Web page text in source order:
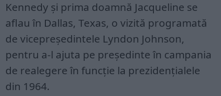
Kennedy și prima doamnă Jacqueline se
aflau în Dallas, Texas, o vizită programată
de vicepreședintele Lyndon Johnson,
pentru a-l ajuta pe preşedinte în campania
de realegere în funcţie la prezidenţialele
din 1964.